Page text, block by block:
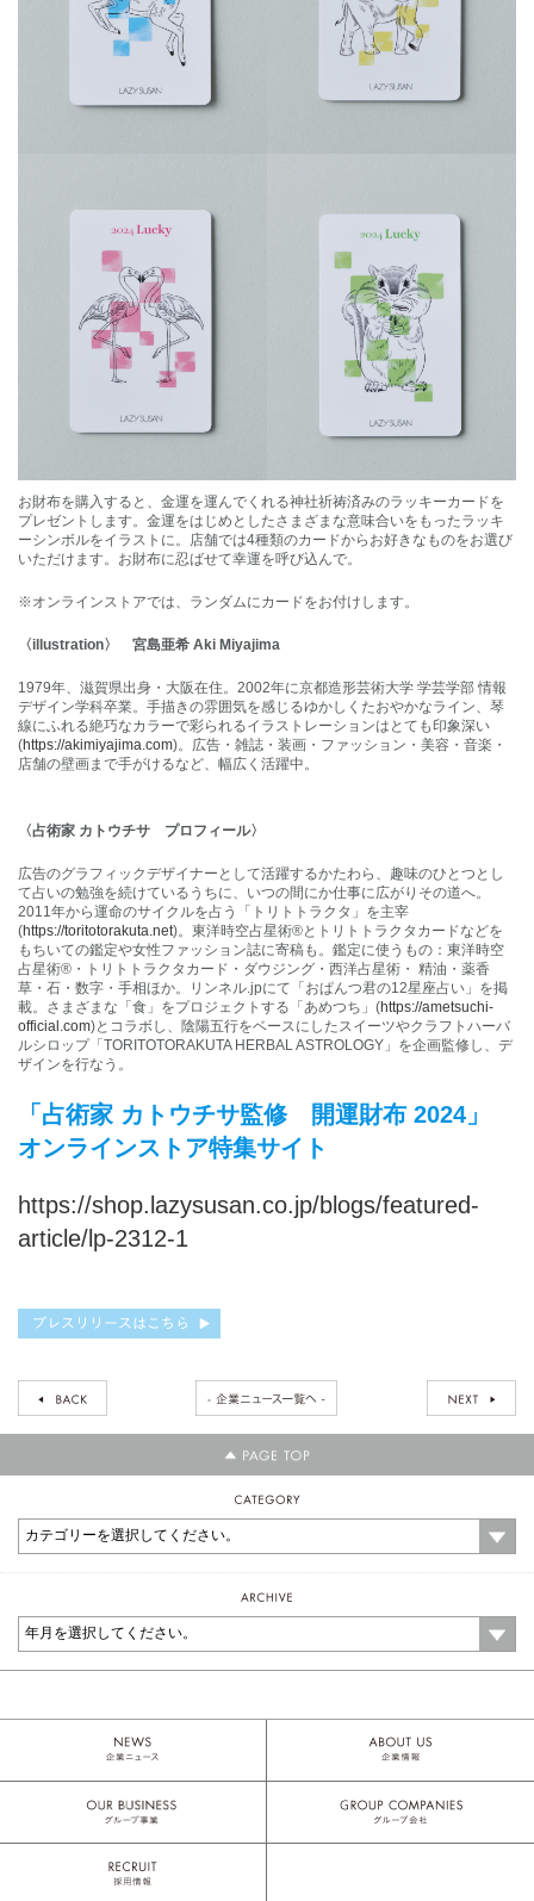
お財布を購入すると、金運を運んでくれる神社祈祷済みのラッキーカードを
プレゼントします。金運をはじめとしたさまざまな意味合いをもったラッキ
ーシンボルをイラストに。店舗では4種類のカードからお好きなものをお選び
いただけます。お財布に忍ばせて幸運を呼び込んで。
※オンラインストアでは、ランダムにカードをお付けします。
〈illustration〉 宮島亜希 Aki Miyajima
1979年、滋賀県出身・大阪在住。2002年に京都造形芸術大学 学芸学部 情報
デザイン学科卒業。手描きの雰囲気を感じるゆかしくたおやかなライン、琴
線にふれる絶巧なカラーで彩られるイラストレーションはとても印象深い
(https://akimiyajima.com)。広告・雑誌・装画・ファッション・美容・音楽・
店舗の壁画まで手がけるなど、幅広く活躍中。
〈占術家 カトウチサ プロフィール〉
広告のグラフィックデザイナーとして活躍するかたわら、趣味のひとつとし
て占いの勉強を続けているうちに、いつの間にか仕事に広がりその道へ。
2011年から運命のサイクルを占う「トリトトラクタ」を主宰
(https://toritotorakuta.net)。東洋時空占星術®︎とトリトトラクタカードなどを
もちいての鑑定や女性ファッション誌に寄稿も。鑑定に使うもの：東洋時空
占星術®・トリトトラクタカード・ダウジング・西洋占星術・ 精油・薬香
草・石・数字・手相ほか。リンネル.jpにて「おぱんつ君の12星座占い」を掲
載。さまざまな「食」をプロジェクトする「あめつち」(https://ametsuchi-
official.com)とコラボし、陰陽五行をベースにしたスイーツやクラフトハーバ
ルシロップ「TORITOTORAKUTA HERBAL ASTROLOGY」を企画監修し、デ
ザインを行なう。
「占術家 カトウチサ監修 開運財布 2024 」
オンラインストア特集サイト
https://shop.lazysusan.co.jp/blogs/featured-
article/lp-2312-1